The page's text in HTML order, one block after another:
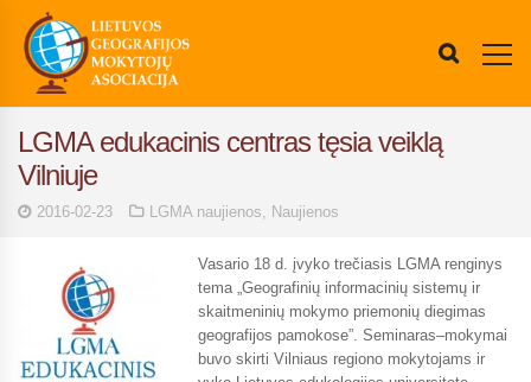
LGMA edukacinis centras tęsia veiklą
Vilniuje
2016-02-23 LGMA naujienos, Naujienos
Vasario 18 d. įvyko trečiasis LGMA renginys
tema „Geografinių informacinių sistemų ir
skaitmeninių mokymo priemonių diegimas
geografijos pamokose”. Seminaras–mokymai
buvo skirti Vilniaus regiono mokytojams ir